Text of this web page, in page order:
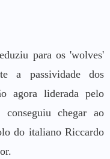
para os 'wolves'
a passividade dos
agora liderada pelo
chegar ao
do italiano Riccardo